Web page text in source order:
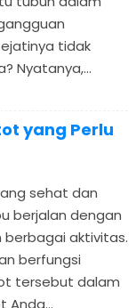
tidak
Nyatanya,...
yang Perlu
sehat dan
berjalan dengan
berbagai aktivitas.
berfungsi
tersebut dalam
Anda...